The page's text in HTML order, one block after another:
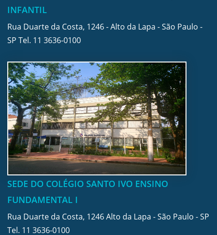
INFANTIL
Rua Duarte da Costa, 1246 - Alto da Lapa - São Paulo -
SP Tel. 11 3636-0100
SEDE DO COLÉGIO SANTO IVO ENSINO
FUNDAMENTAL I
Rua Duarte da Costa, 1246 Alto da Lapa - São Paulo - SP
Tel. 11 3636-0100